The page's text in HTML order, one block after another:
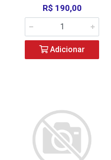
R$ 190,00
Adicionar